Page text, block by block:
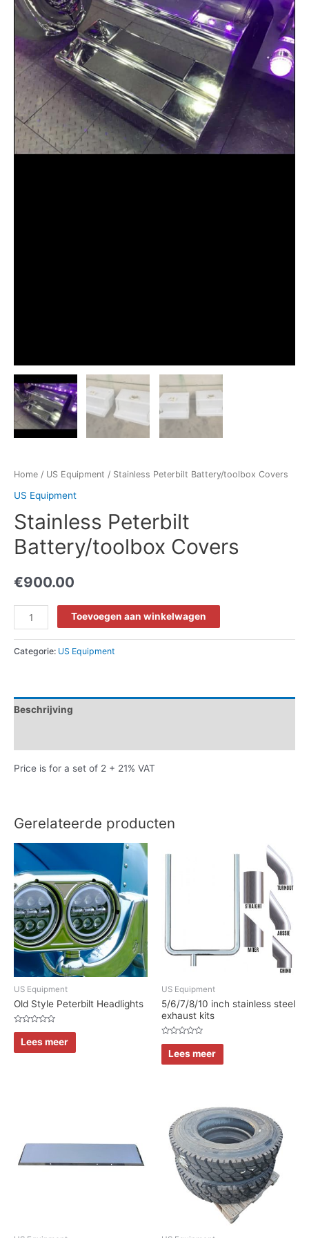
Home / US Equipment / Stainless Peterbilt Battery/toolbox Covers
US Equipment
Stainless Peterbilt
Battery/toolbox Covers
€900.00
Stainless
Peterbilt
Battery/toolbox
Toevoegen aan winkelwagen
Categorie: US Equipment
Beschrijving
Price is for a set of 2 + 21% VAT
Gerelateerde producten
US Equipment
Old Style Peterbilt Headlights
Waardering
uit
5
Lees meer
US Equipment
5/6/7/8/10 inch stainless steel
exhaust kits
Waardering
uit
5
Lees meer